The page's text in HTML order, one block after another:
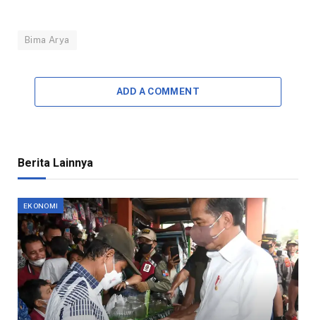
Bima Arya
ADD A COMMENT
Berita Lainnya
EKONOMI